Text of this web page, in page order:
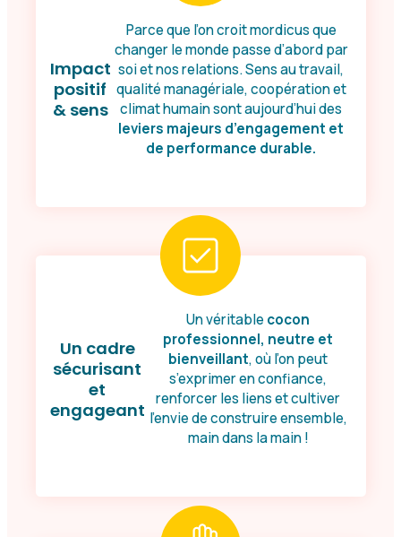
Impact
positif
& sens
Parce que l’on croit mordicus que
changer le monde passe d’abord par
soi et nos relations. Sens au travail,
qualité managériale, coopération et
climat humain sont aujourd’hui des
leviers majeurs d’engagement et
de performance durable.
Un cadre
sécurisant
et
engageant
Un véritable cocon
professionnel, neutre et
bienveillant, où l’on peut
s’exprimer en confiance,
renforcer les liens et cultiver
l’envie de construire ensemble,
main dans la main !